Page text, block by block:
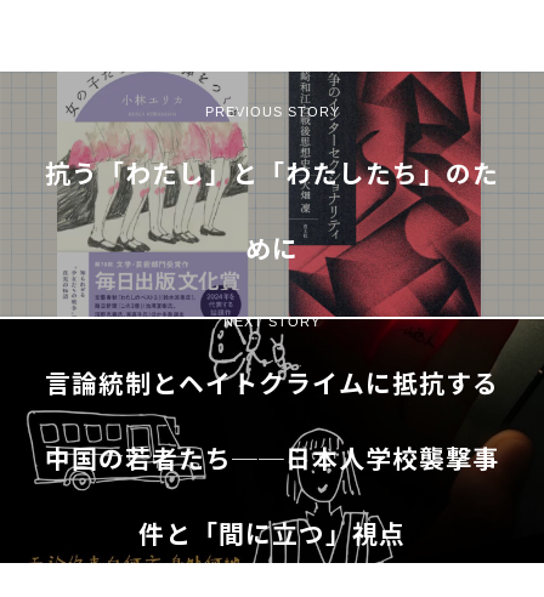
PREVIOUS STORY
抗う「わたし」と「わたしたち」のた
めに
NEXT STORY
言論統制とヘイトクライムに抵抗する
中国の若者たち──日本人学校襲撃事
件と「間に立つ」視点